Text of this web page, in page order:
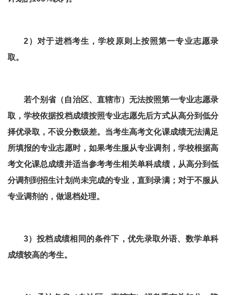
2）对于进档考生，学校原则上按照第一专业志愿录
取。
若个别省（自治区、直辖市）无法按照第一专业志愿录
取，学校依据投档成绩按照专业志愿先后方式从高分到低分
择优录取，不设分数级差。当考生高考文化课成绩无法满足
所填报的专业志愿时，如果考生服从专业调剂，学校根据高
考文化课总成绩并适当参考考生相关单科成绩，从高分到低
分调剂到招生计划尚未完成的专业，直到录满；对于不服从
专业调剂的，做退档处理。
3）投档成绩相同的条件下，优先录取外语、数学单科
成绩较高的考生。